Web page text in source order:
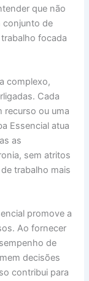
que não
conjunto de
focada
complexo,
Cada
recurso ou uma
Essencial atua
as
sem atritos
trabalho mais
promove a
Ao fornecer
de
decisões
contribui para